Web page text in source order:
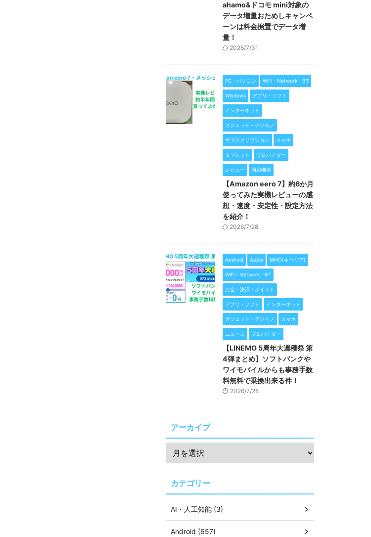
ahamo&ドコモ mini対象の
データ増量おためしキャンペ
ーンは料金据置でデータ増
量！
2026/7/31
PC・パソコン WiFi・Network・BT
Windows アプリ・ソフト
インターネット
ガジェット・デジモノ
サブスクリプション スマホ
タブレット プロバイダー
レビュー 周辺機器
【Amazon eero 7】約6か月
使ってみた実機レビューの感
想・速度・安定性・設定方法
を紹介！
2026/7/28
Android Apple MNO(キャリア)
WiFi・Network・BT
お金・決済・ポイント
アプリ・ソフト インターネット
ガジェット・デジモノ スマホ
ニュース プロバイダー
【LINEMO 5周年大週穫祭 第
4弾まとめ】ソフトバンクや
ワイモバイルからも事務手数
料無料で乗換出来る件！
2026/7/28
アーカイブ
カテゴリー
AI・人工知能 (3)
Android (657)